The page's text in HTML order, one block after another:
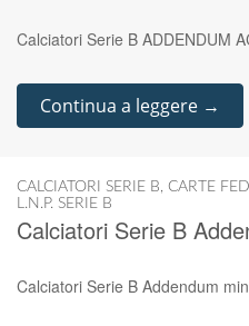
Calciatori Serie B ADDENDUM
Continua a leggere →
CALCIATORI SERIE B, CARTE
L.N.P. SERIE B
Calciatori Serie B
Calciatori Serie B Addendum